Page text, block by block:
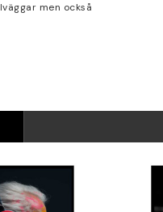
men också